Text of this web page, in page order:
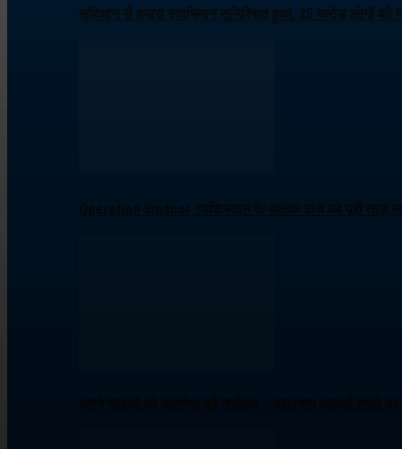
संविधान से हमारा स्वाभिमान सुनिश्चित हुआ, 25 करोड़ लोगों को
Operation Sindoor :पाकिस्तान के आतंक ढांचे को पूरी तरह